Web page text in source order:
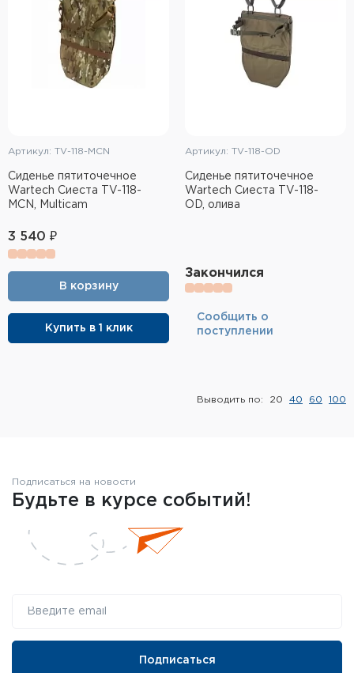
Высокоточная стрельба
Спортивная стрельба
Пневматика
Ножи
Инструмент для заточки
Кейсы и ящики для патронов и
Элементы питания и зарядные
Туристическое снаряжение
Инструменты
Термосы, термосумки, бутылки
Мишени
Артикул: TV-118-MCN
Сиденье пятиточечное
Wartech Сиеста TV-118-
MCN, Multicam
3 540 ₽
В корзину
Купить в 1 клик
Артикул: TV-118-OD
Сиденье пятиточечное
Wartech Сиеста TV-118-
OD, олива
Закончился
Cообщить о
поступлении
Выводить по: 20 40 60 100
Подписаться на новости
Будьте в курсе событий!